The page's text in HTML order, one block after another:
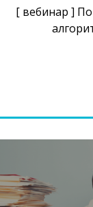
[ вебинар ]